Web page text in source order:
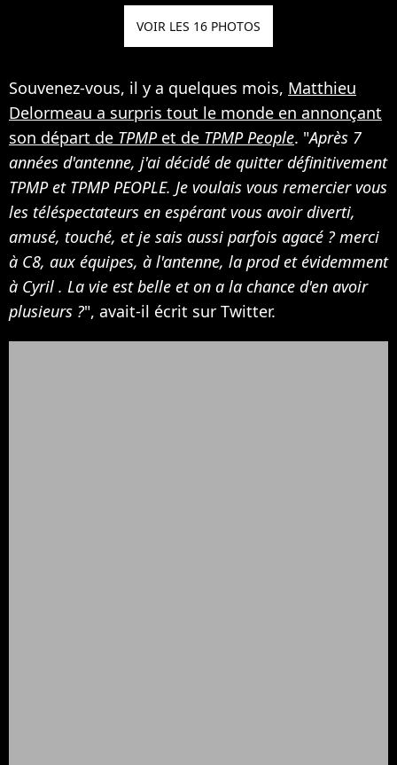
VOIR LES 16 PHOTOS
Souvenez-vous, il y a quelques mois, Matthieu
Delormeau a surpris tout le monde en annonçant
son départ de TPMPet de TPMP People. "Après 7
années d'antenne, j'ai décidé de quitter définitivement
TPMP et TPMP PEOPLE. Je voulais vous remercier vous
les téléspectateurs en espérant vous avoir diverti,
amusé, touché, et je sais aussi parfois agacé ? merci
à C8, aux équipes, à l'antenne, la prod et évidemment
à Cyril . La vie est belle et on a la chance d'en avoir
plusieurs ?", avait-il écrit sur Twitter.